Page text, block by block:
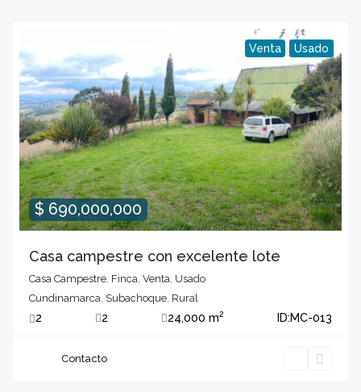
$ 690,000,000
Venta Usado
Casa campestre con excelente lote
Casa Campestre Finca ,Venta Usado
Cundinamarca Subachoque Rural
2 2 24,000 m2 ID:MC-013
Contacto